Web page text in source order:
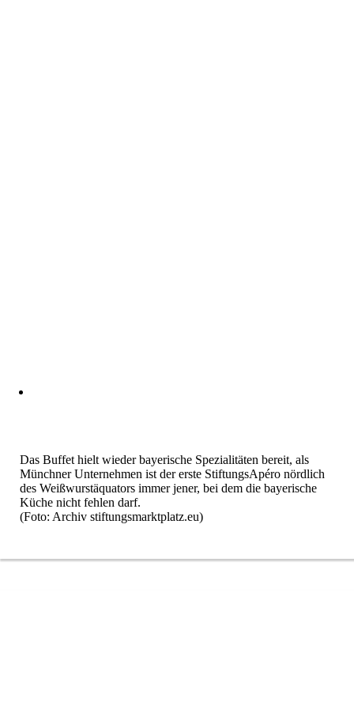
Das Buffet hielt wieder bayerische Spezialitäten bereit, als
Münchner Unternehmen ist der erste StiftungsApéro nördlich
des Weißwurstäquators immer jener, bei dem die bayerische
Küche nicht fehlen darf.
(Foto: Archiv stiftungsmarktplatz.eu)